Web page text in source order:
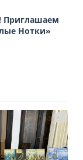
Приглашаем
Нотки»